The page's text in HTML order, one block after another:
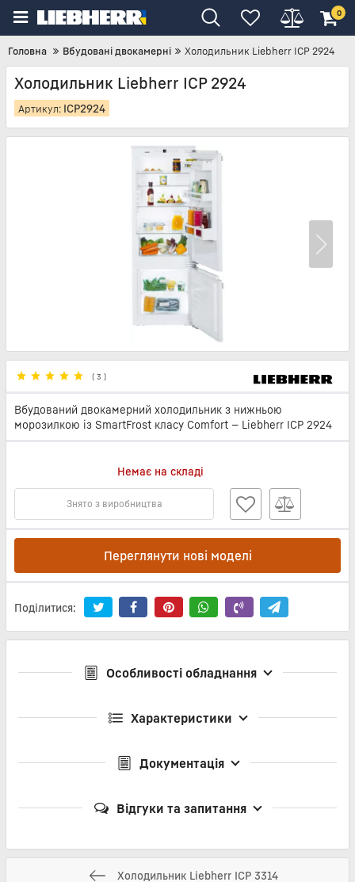
0
Головна Вбудовані двокамерні Холодильник Liebherr ICP 2924
Холодильник Liebherr ICP 2924
Артикул: ICP2924
( 3 )
Вбудований двокамерний холодильник з нижньою
морозилкою із SmartFrost класу Comfort — Liebherr ICP 2924
Немає на складі
Знято з виробництва
Переглянути нові моделі
Поділитися:
Особливості обладнання
Характеристики
Документація
Відгуки та запитання
Холодильник Liebherr ICP 3314